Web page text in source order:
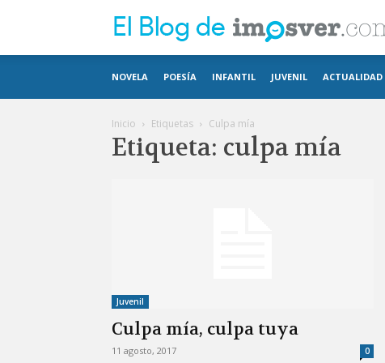
NOVELA POESÍA INFANTIL JUVENIL ACTUALIDAD
Inicio Etiquetas Culpa mía
Etiqueta: culpa mía
Juvenil
Culpa mía, culpa tuya
11 agosto, 2017 0